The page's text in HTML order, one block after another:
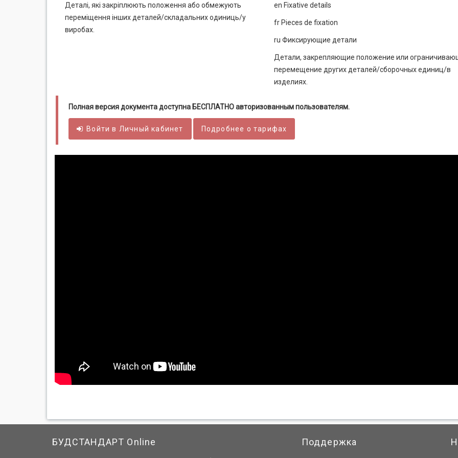
Деталі, які закріплюють положення або обмежують
переміщення інших деталей/складальних одиниць/у
виробах.
еn Fiхаtive details
fr Pieces de fixation
ru Фиксирующие детали
Детали, закрепляющие положение или
перемещение других деталей/сборочных единиц/в
изделиях.
Полная версия документа доступна БЕСПЛАТНО авторизованным пользователям.
Войти в Личный кабинет Подробнее о тарифах
БУДСТАНДАРТ Online Поддержка